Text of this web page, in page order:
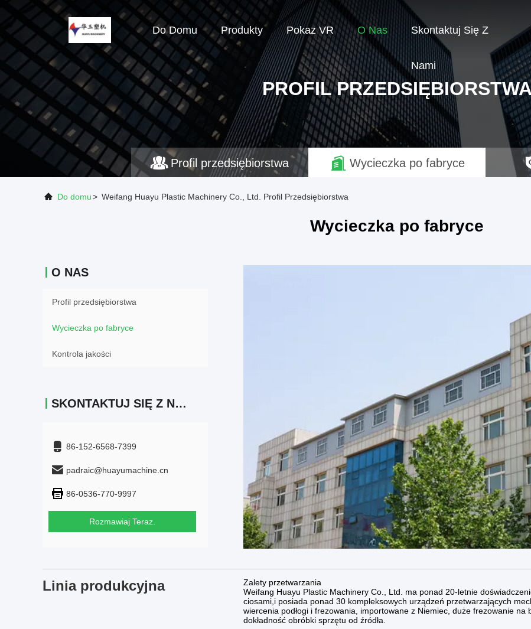
Do Domu Produkty Pokaz VR O Nas Skontaktuj Się Z
Nami
PROFIL
Profil przedsiębiorstwa Wycieczka po fabryce
Do domu> Weifang Huayu Plastic Machinery Co., Ltd. Profil Przedsiębiorstwa
Wycieczka po fabryce
O NAS
Profil przedsiębiorstwa
Wycieczka po fabryce
Kontrola jakości
SKONTAKTUJ SIĘ Z NAMI
86-152-6568-7399
padraic@huayumachine.cn
86-0536-770-9997
Rozmawiaj Teraz.
Linia produkcyjna
Zalety przetwarzania
Weifang Huayu Plastic Machinery Co., Ltd. ma ponad 20-letnie
ciosami,i posiada ponad 30 kompleksowych urządzeń przetwarzających
wiercenia podłogi i frezowania, importowane z Niemiec, duże frezowanie
dokładność obróbki sprzętu od źródła.